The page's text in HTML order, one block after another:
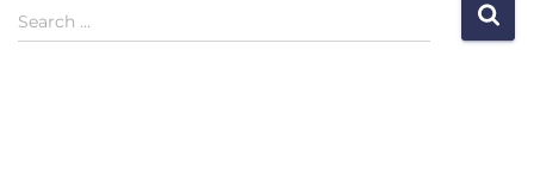
S
e
Search …